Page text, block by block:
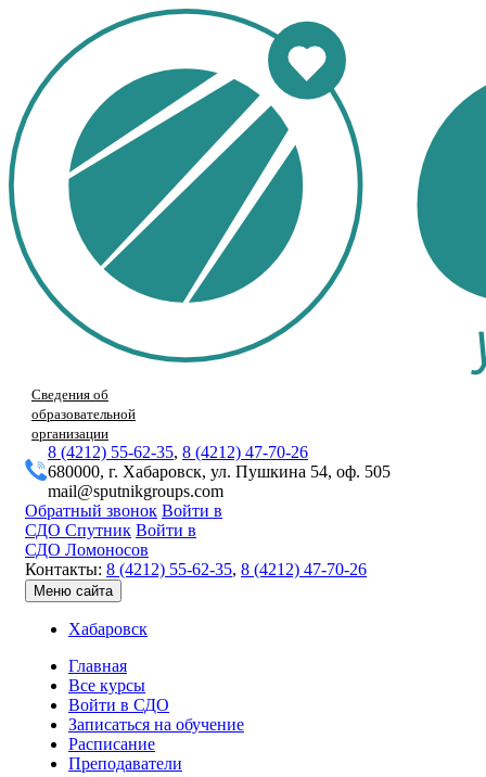
Сведения об
образовательной
организации
8 (4212) 55-62-35, 8 (4212) 47-70-26
680000, г. Хабаровск, ул. Пушкина 54, оф. 505
mail@sputnikgroups.com
Обратный звонок Войти в
СДО Спутник Войти в
СДО Ломоносов
Контакты: 8 (4212) 55-62-35, 8 (4212) 47-70-26
Меню сайта
Хабаровск
Главная
Все курсы
Войти в СДО
Записаться на обучение
Расписание
Преподаватели